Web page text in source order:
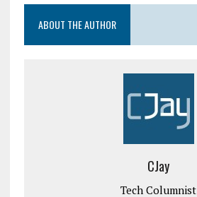
ABOUT THE AUTHOR
CJay
Tech Columnist